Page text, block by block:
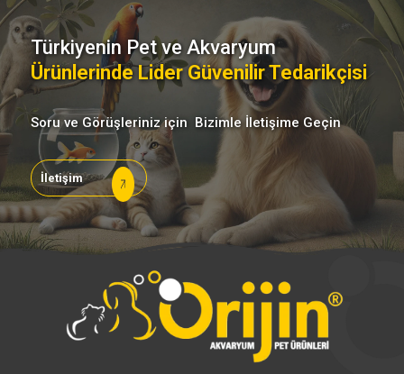
Sosyal
Medya
Türkiyenin Pet ve Akvaryum
Ürünlerinde Lider Güvenilir Tedarikçisi
Soru ve Görüşleriniz için Bizimle İletişime Geçin
İletişim